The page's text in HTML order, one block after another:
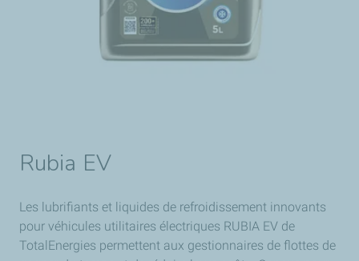
Rubia EV
Les lubrifiants et liquides de refroidissement innovants
pour véhicules utilitaires électriques RUBIA EV de
TotalEnergies permettent aux gestionnaires de flottes de